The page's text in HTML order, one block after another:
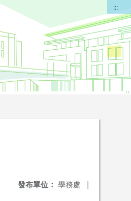
:::
發布單位： 學務處 |